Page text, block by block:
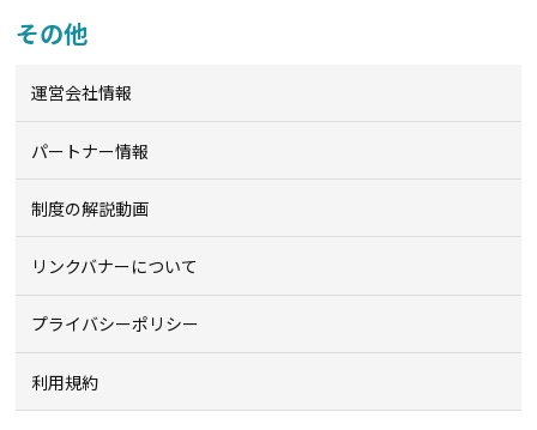
その他
運営会社情報
パートナー情報
制度の解説動画
リンクバナーについて
プライバシーポリシー
利用規約